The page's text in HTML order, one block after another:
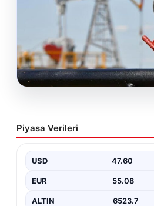
25 Mayıs Petrol
Brent ve WTI Güncel
maddelerinden biri olan petrol
özellikle Orta…
Piyasa Verileri
USD 47.60
EUR 55.08
ALTIN 6523.7